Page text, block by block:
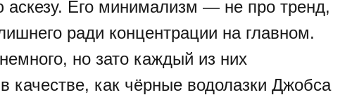
Его минимализм — не про тренд,
ради концентрации на главном.
но зато каждый из них
качестве, как чёрные водолазки Джобса